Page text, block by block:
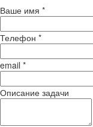
Ваше имя *
Телефон *
email *
Описание задачи